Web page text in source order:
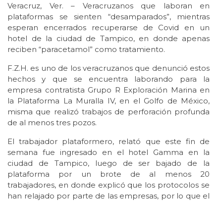
Veracruz, Ver. – Veracruzanos que laboran en
plataformas se sienten “desamparados”, mientras
esperan encerrados recuperarse de Covid en un
hotel de la ciudad de Tampico, en donde apenas
reciben “paracetamol” como tratamiento.
F.Z.H. es uno de los veracruzanos que denunció estos
hechos y que se encuentra laborando para la
empresa contratista Grupo R Exploración Marina en
la Plataforma La Muralla IV, en el Golfo de México,
misma que realizó trabajos de perforación profunda
de al menos tres pozos.
El trabajador plataformero, relató que este fin de
semana fue ingresado en el hotel Gamma en la
ciudad de Tampico, luego de ser bajado de la
plataforma por un brote de al menos 20
trabajadores, en donde explicó que los protocolos se
han relajado por parte de las empresas, por lo que el